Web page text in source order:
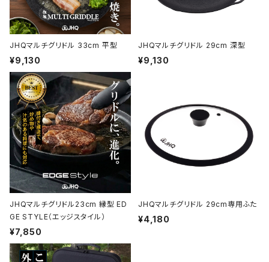
JHQマルチグリドル 33cm 平型
¥9,130
JHQマルチグリドル 29cm 深型
¥9,130
JHQマルチグリドル23cm 縁型 ED
GE STYLE（エッジスタイル）
¥7,850
JHQマルチグリドル 29cm専用ふた
¥4,180